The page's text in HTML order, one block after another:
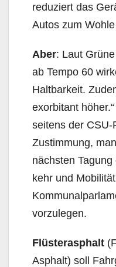
reduziert das
Autos zum
Aber: Laut
ab Tempo 60
Haltbarkeit.
exorbitant
seitens der
Zustimmung,
nächsten
kehr und
vorzulegen.
Flüsterasphalt
Asphalt) soll